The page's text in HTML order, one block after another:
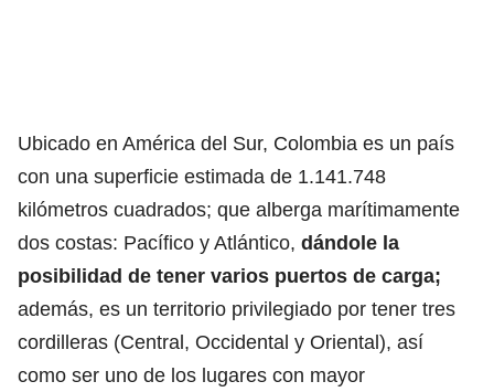
Ubicado en América del Sur, Colombia es un país
con una superficie estimada de 1.141.748
kilómetros cuadrados; que alberga marítimamente
dos costas: Pacífico y Atlántico, dándole la
posibilidad de tener varios puertos de carga;
además, es un territorio privilegiado por tener tres
cordilleras (Central, Occidental y Oriental), así
como ser uno de los lugares con mayor